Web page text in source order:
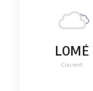
LOMÉ
Couvert